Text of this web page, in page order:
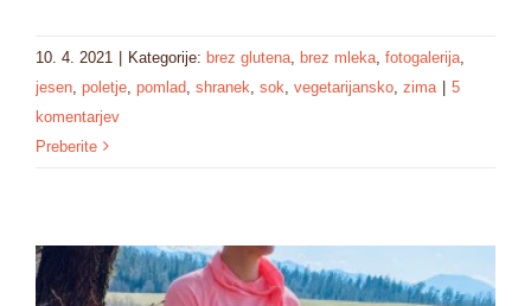
10. 4. 2021 Kategorije: brez glutena brez mleka fotogalerija
jesen poletje pomlad shranek sok vegetarijansko zima
5
komentarjev
Preberite